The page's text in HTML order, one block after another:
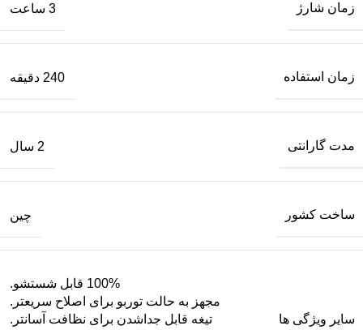
زمان شارژ 3 ساعت
زمان استفاده 240 دقیقه
مدت گارانتی 2 سال
ساخت کشور چین
سایر ویژگی ها
100% قابل شستشو.
مجهز به حالت توربو برای اصلاح سریعتر.
تیغه قابل جداشدن برای نظافت آسانتر.